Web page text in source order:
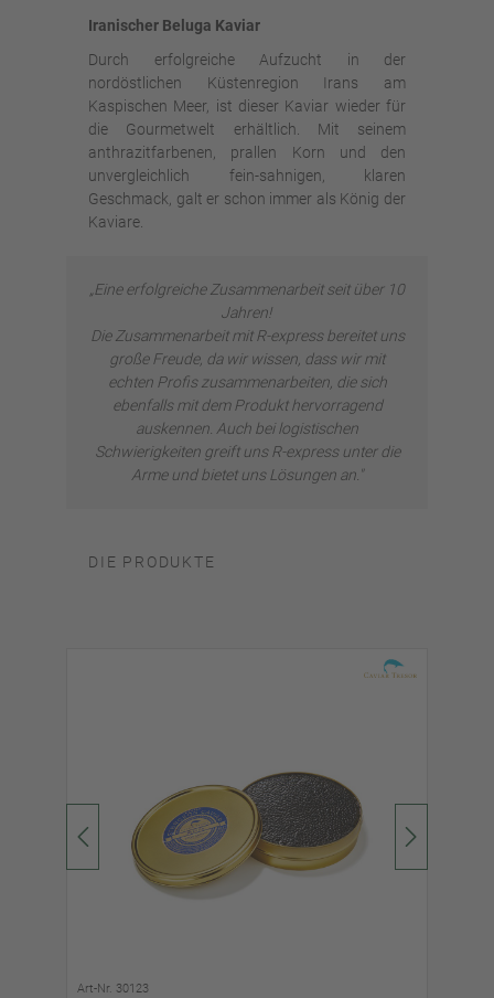
Iranischer Beluga Kaviar
Durch erfolgreiche Aufzucht in der
nordöstlichen Küstenregion Irans am
Kaspischen Meer, ist dieser Kaviar wieder für
die Gourmetwelt erhältlich. Mit seinem
anthrazitfarbenen, prallen Korn und den
unvergleichlich fein-sahnigen, klaren
Geschmack, galt er schon immer als König der
Kaviare.
„Eine erfolgreiche Zusammenarbeit seit über 10
Jahren!
Die Zusammenarbeit mit R-express bereitet uns
große Freude, da wir wissen, dass wir mit
echten Profis zusammenarbeiten, die sich
ebenfalls mit dem Produkt hervorragend
auskennen. Auch bei logistischen
Schwierigkeiten greift uns R-express unter die
Arme und bietet uns Lösungen an."
DIE PRODUKTE
Art-Nr. 30123